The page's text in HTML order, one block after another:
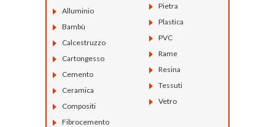
Alluminio
Bambù
Calcestruzzo
Cartongesso
Cemento
Ceramica
Compositi
Fibrocemento
Pietra
Plastica
PVC
Rame
Resina
Tessuti
Vetro